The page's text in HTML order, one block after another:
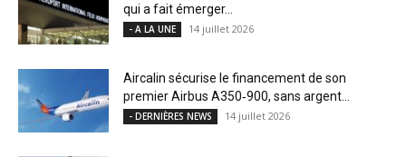
qui a fait émerger...
- A LA UNE 14 juillet 2026
Aircalin sécurise le financement de son
premier Airbus A350‑900, sans argent...
- DERNIÈRES NEWS 14 juillet 2026